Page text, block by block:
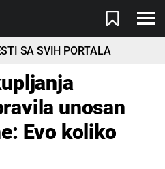
SA SVIH PORTALA
unosan
Evo koliko